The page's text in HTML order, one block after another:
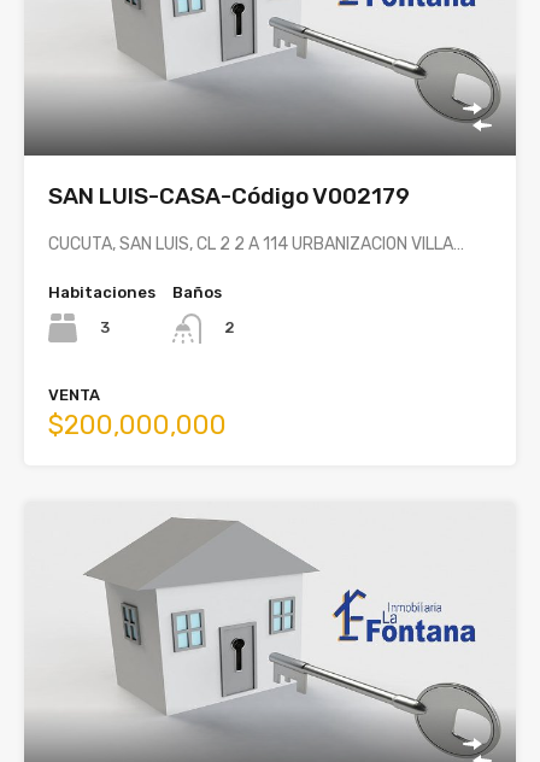
SAN LUIS-CASA-Código V002179
CUCUTA, SAN LUIS, CL 2 2 A 114 URBANIZACION VILLA…
Habitaciones
3
Baños
2
VENTA
$200,000,000